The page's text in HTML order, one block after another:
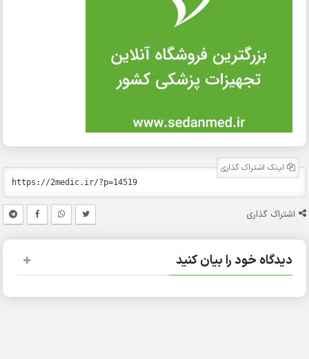
لینک اشتراک گذاری
اشتراک گذاری
دیدگاه خود را بیان کنید